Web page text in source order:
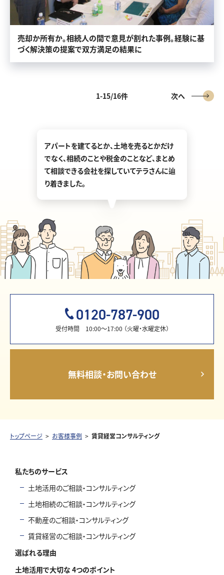
売却か所有か。相続人の間で意見が割れた事例。経験に基
づく解決策の提案で双方満足の結果に
1-15/16件 次へ
アパートを建てるとか、土地を売るとかだけ
でなく、相続のことや税金のことなど、まとめ
て相談できる会社を探していてテラさんに辿
り着きました。
0120-787-900
受付時間 10:00〜17:00 （火曜・水曜定休）
無料相談・お問い合わせ
トップページ お客様事例 賃貸経営コンサルティング
私たちのサービス
土地活用のご相談・コンサルティング
土地相続のご相談・コンサルティング
不動産のご相談・コンサルティング
賃貸経営のご相談・コンサルティング
選ばれる理由
土地活用で大切な 4つのポイント